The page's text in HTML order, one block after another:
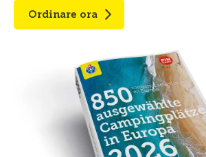
Ordinare ora